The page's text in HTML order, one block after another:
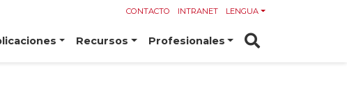
CONTACTO INTRANET LENGUA
Recursos Profesionales